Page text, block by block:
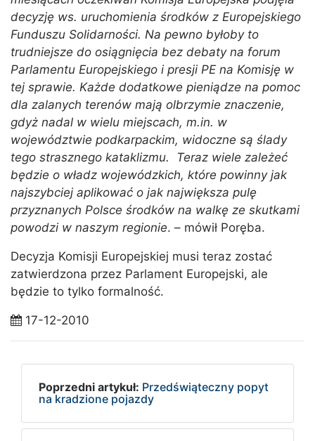
decyzję ws. uruchomienia środków z Europejskiego
Funduszu Solidarności. Na pewno byłoby to
trudniejsze do osiągnięcia bez debaty na forum
Parlamentu Europejskiego i presji PE na Komisję w
tej sprawie. Każde dodatkowe pieniądze na pomoc
dla zalanych terenów mają olbrzymie znaczenie,
gdyż nadal w wielu miejscach, m.in. w
województwie podkarpackim, widoczne są ślady
tego strasznego kataklizmu. Teraz wiele zależeć
będzie o władz wojewódzkich, które powinny jak
najszybciej aplikować o jak największa pulę
przyznanych Polsce środków na walkę ze skutkami
powodzi w naszym regionie. – mówił Poręba.
Decyzja Komisji Europejskiej musi teraz zostać
zatwierdzona przez Parlament Europejski, ale
będzie to tylko formalność.
17-12-2010
Poprzedni artykuł: Przedświąteczny popyt
na kradzione pojazdy